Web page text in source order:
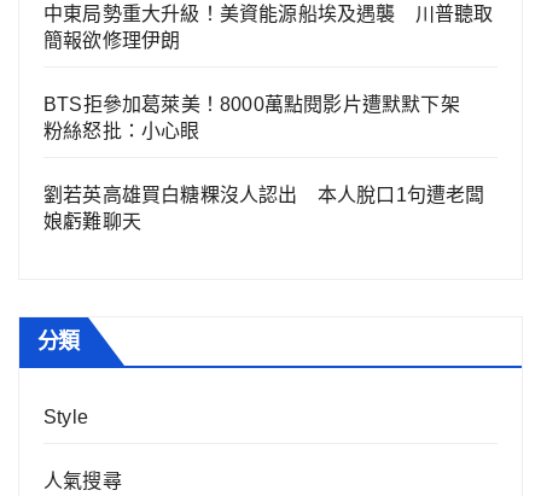
中東局勢重大升級！美資能源船埃及遇襲 川普聽取
簡報欲修理伊朗
BTS拒參加葛萊美！8000萬點閱影片遭默默下架
粉絲怒批：小心眼
劉若英高雄買白糖粿沒人認出 本人脫口1句遭老闆
娘虧難聊天
分類
Style
人氣搜尋